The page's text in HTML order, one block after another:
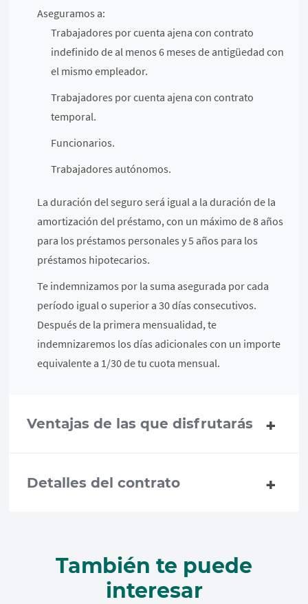
Aseguramos a:
Trabajadores por cuenta ajena con contrato
indefinido de al menos 6 meses de antigüedad con
el mismo empleador.
Trabajadores por cuenta ajena con contrato
temporal.
Funcionarios.
Trabajadores autónomos.
La duración del seguro será igual a la duración de la
amortización del préstamo, con un máximo de 8 años
para los préstamos personales y 5 años para los
préstamos hipotecarios.
Te indemnizamos por la suma asegurada por cada
período igual o superior a 30 días consecutivos.
Después de la primera mensualidad, te
indemnizaremos los días adicionales con un importe
equivalente a 1/30 de tu cuota mensual.
Ventajas de las que disfrutarás
Detalles del contrato
También te puede
interesar